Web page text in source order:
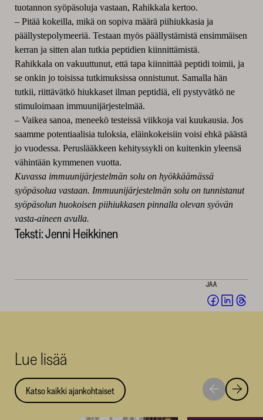
tuotannon syöpäsoluja vastaan, Rahikkala kertoo.
– Pitää kokeilla, mikä on sopiva määrä piihiukkasia ja
päällystepolymeeriä. Testaan myös päällystämistä ensimmäisen
kerran ja sitten alan tutkia peptidien kiinnittämistä.
Rahikkala on vakuuttunut, että tapa kiinnittää peptidi toimii, ja
se onkin jo toisissa tutkimuksissa onnistunut. Samalla hän
tutkii, riittävätkö hiukkaset ilman peptidiä, eli pystyvätkö ne
stimuloimaan immuunijärjestelmää.
– Vaikea sanoa, meneekö testeissä viikkoja vai kuukausia. Jos
saamme potentiaalisia tuloksia, eläinkokeisiin voisi ehkä päästä
jo vuodessa. Peruslääkkeen kehityssykli on kuitenkin yleensä
vähintään kymmenen vuotta.
Kuvassa immuunijärjestelmän solu on hyökkäämässä
syöpäsolua vastaan. Immuunijärjestelmän solu on tunnistanut
syöpäsolun huokoisen piihiukkasen pinnalla olevan syövän
vasta-aineen avulla.
Teksti: Jenni Heikkinen
JAA
Jaa Jaa
Lue lisää
Katso kaikki ajankohtaiset
Siirry
seuraavaan
Siirry